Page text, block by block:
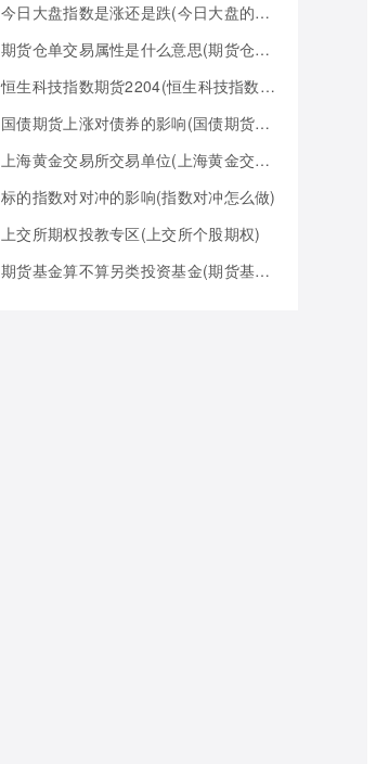
今日大盘指数是涨还是跌(今日大盘的指数是多少)
期货仓单交易属性是什么意思(期货仓是什么意思)
恒生科技指数期货2204(恒生科技指数期货夜盘)
国债期货上涨对债券的影响(国债期货上涨对债券的影响大吗)
上海黄金交易所交易单位(上海黄金交易所全称)
标的指数对对冲的影响(指数对冲怎么做)
上交所期权投教专区(上交所个股期权)
期货基金算不算另类投资基金(期货基金是期货还是基金)